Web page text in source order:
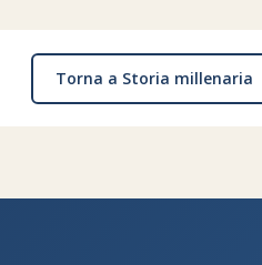
Torna a Storia millenaria